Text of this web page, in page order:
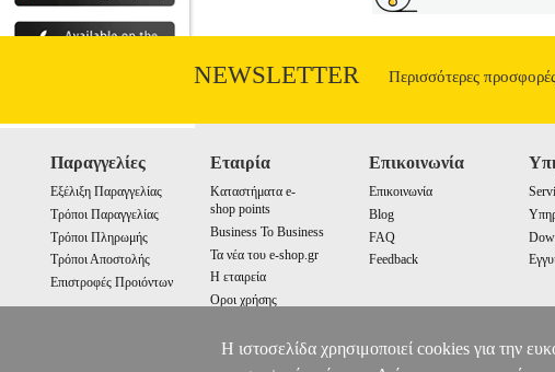
NEWSLETTER Περισσότερες
Παραγγελίες
Εξέλιξη Παραγγελίας
Τρόποι Παραγγελίας
Τρόποι Πληρωμής
Τρόποι Αποστολής
Επιστροφές Προιόντων
Εταιρία
Καταστήματα e-
shop points
Business To Business
Τα νέα του e-shop.gr
Η εταιρεία
Οροι χρήσης
Επικοινωνία
Επικοινωνία
Blog
FAQ
Feedback
Η ιστοσελίδα χρησιμοποιεί cookies για την